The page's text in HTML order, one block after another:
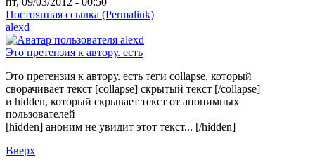
Постоянная ссылка (Permalink)
alexd
Это претензия к автору. есть
Это претензия к автору. есть теги collapse, который
сворачивает текст [collapse] скрытый текст [/collapse]
и hidden, который скрывает текст от анонимных
пользователей
[hidden] аноним не увидит этот текст... [/hidden]
Вверх